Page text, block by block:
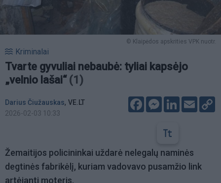
© Klaipėdos apskrities VPK nuotr.
Kriminalai
Tvarte gyvuliai nebaubė: tyliai kapsėjo
„velnio lašai“ (1)
Darius Čiužauskas, VE.LT
2026-02-03 10:33
FacebookMessenger
LinkedIn
Email
Žemaitijos policininkai uždarė nelegalų naminės
degtinės fabrikėlį, kuriam vadovavo pusamžio link
artėjanti moteris.